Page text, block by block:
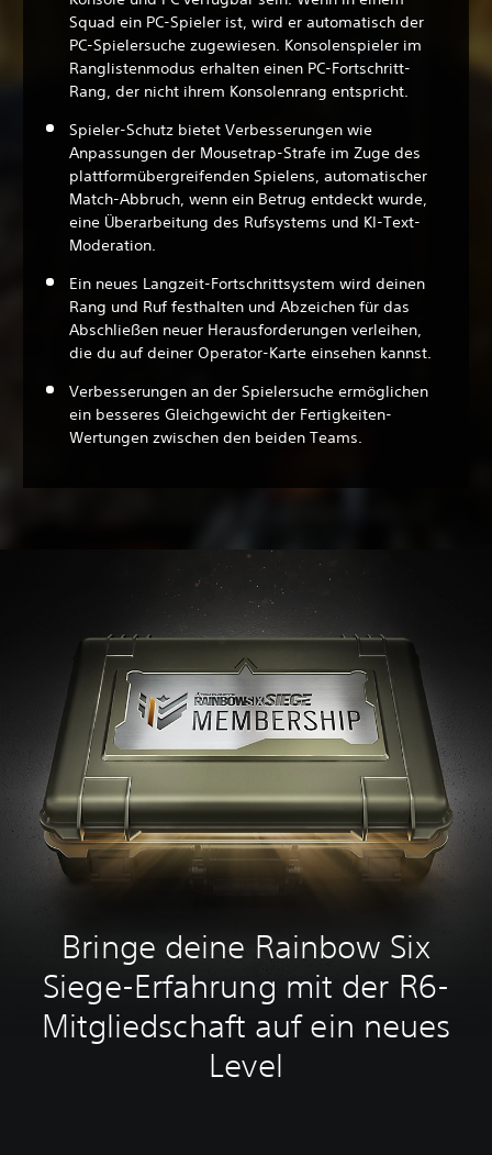
Squad ein PC-Spieler ist, wird er automatisch der
PC-Spielersuche zugewiesen. Konsolenspieler im
Ranglistenmodus erhalten einen PC-Fortschritt-
Rang, der nicht ihrem Konsolenrang entspricht.
Spieler-Schutz bietet Verbesserungen wie
Anpassungen der Mousetrap-Strafe im Zuge des
plattformübergreifenden Spielens, automatischer
Match-Abbruch, wenn ein Betrug entdeckt wurde,
eine Überarbeitung des Rufsystems und KI-Text-
Moderation.
Ein neues Langzeit-Fortschrittsystem wird deinen
Rang und Ruf festhalten und Abzeichen für das
Abschließen neuer Herausforderungen verleihen,
die du auf deiner Operator-Karte einsehen kannst.
Verbesserungen an der Spielersuche ermöglichen
ein besseres Gleichgewicht der Fertigkeiten-
Wertungen zwischen den beiden Teams.
Bringe deine Rainbow Six
Siege-Erfahrung mit der R6-
Mitgliedschaft auf ein neues
Level